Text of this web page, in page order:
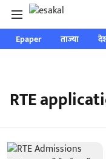
Epaper ताज्या
RTE